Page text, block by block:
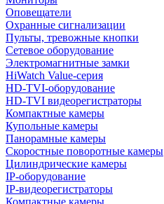
Оповещатели
Охранные сигнализации
Пульты, тревожные кнопки
Сетевое оборудование
Электромагнитные замки
HiWatch Value-серия
HD-TVI-оборудование
HD-TVI видеорегистраторы
Компактные камеры
Купольные камеры
Панорамные камеры
Скоростные поворотные камеры
Цилиндрические камеры
IP-оборудование
IP-видеорегистраторы
Компактные камеры